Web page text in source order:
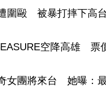
圍毆 被暴打摔下高
空降高雄 票
女團將來台 她曝：